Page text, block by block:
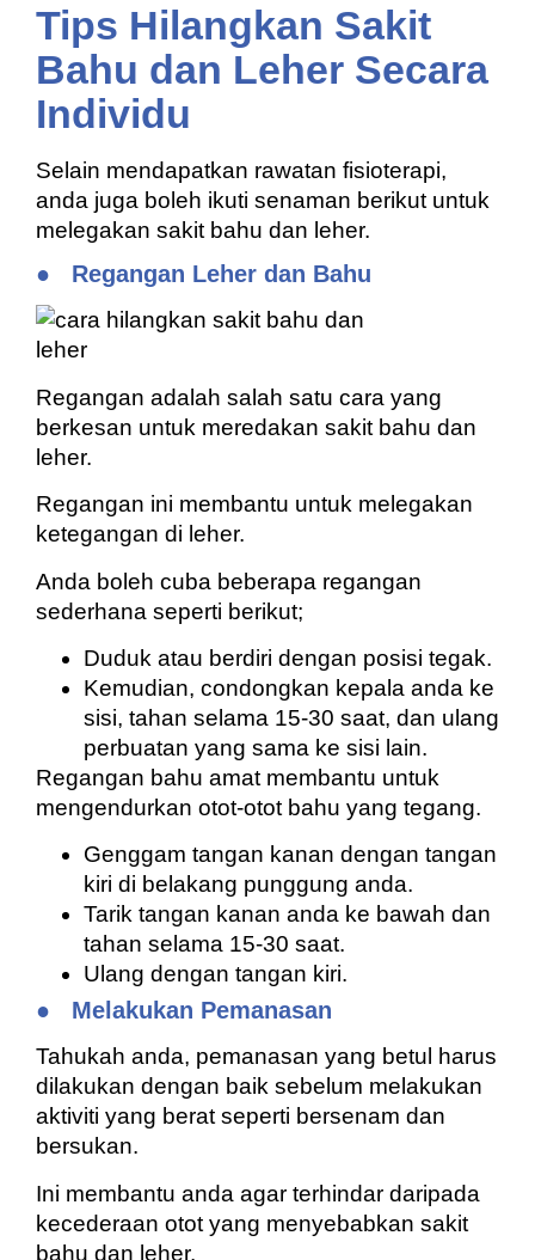
Tips Hilangkan Sakit
Bahu dan Leher Secara
Individu
Selain mendapatkan rawatan fisioterapi,
anda juga boleh ikuti senaman berikut untuk
melegakan sakit bahu dan leher.
● Regangan Leher dan Bahu
Regangan adalah salah satu cara yang
berkesan untuk meredakan sakit bahu dan
leher.
Regangan ini membantu untuk melegakan
ketegangan di leher.
Anda boleh cuba beberapa regangan
sederhana seperti berikut;
Duduk atau berdiri dengan posisi tegak.
Kemudian, condongkan kepala anda ke
sisi, tahan selama 15-30 saat, dan ulang
perbuatan yang sama ke sisi lain.
Regangan bahu amat membantu untuk
mengendurkan otot-otot bahu yang tegang.
Genggam tangan kanan dengan tangan
kiri di belakang punggung anda.
Tarik tangan kanan anda ke bawah dan
tahan selama 15-30 saat.
Ulang dengan tangan kiri.
● Melakukan Pemanasan
Tahukah anda, pemanasan yang betul harus
dilakukan dengan baik sebelum melakukan
aktiviti yang berat seperti bersenam dan
bersukan.
Ini membantu anda agar terhindar daripada
kecederaan otot yang menyebabkan sakit
bahu dan leher.